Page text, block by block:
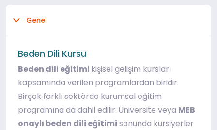
Genel
Beden Dili Kursu
Beden dili eğitimi kişisel gelişim kursları
kapsamında verilen programlardan biridir.
Birçok farklı sektörde kurumsal eğitim
programına da dahil edilir. Üniversite veya MEB
onaylı beden dili eğitimi sonunda kursiyerler